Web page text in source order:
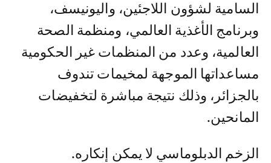
السامية لشؤون اللاجئين، واليونيسف،
وبرنامج الأغذية العالمي، ومنظمة الصحة
العالمية، وعدد من المنظمات غير الحكومية
مساعداتها الموجهة لمخيمات تندوف
بالجزائر، وذلك نتيجة مباشرة لتخفيضات
المانحين.
الزخم الدبلوماسي لا يمكن إنكاره.